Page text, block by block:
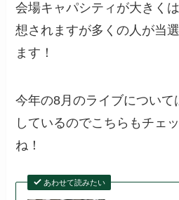
会場キャパシティが大きく
想されますが多くの人が当
ます！
今年の8月のライブについて
しているのでこちらもチェ
ね！
あわせて読みたい